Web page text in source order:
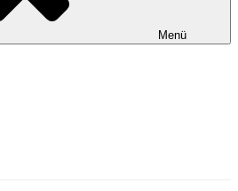
Menü